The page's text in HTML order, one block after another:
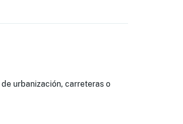
urbanización, carreteras o